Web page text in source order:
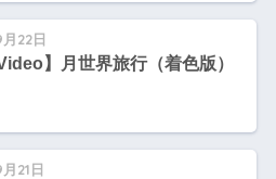
22日
】月世界旅行（着色版）
21日